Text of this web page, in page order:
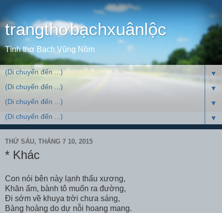
trangthơbạchxuânlộc
Tình thơ Bạch Vũng Nồm
▼
▼
▼
▼
THỨ SÁU, THÁNG 7 10, 2015
* Khác
Con nói bên này lạnh thấu xương,
Khăn ấm, bành tô muốn ra đường,
Đi sớm về khuya trời chưa sáng,
Bàng hoàng do dự nỗi hoang mang.